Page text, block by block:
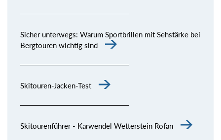
Sicher unterwegs: Warum Sportbrillen mit Sehstärke bei
Bergtouren wichtig sind
Skitouren-Jacken-Test
Skitourenführer - Karwendel Wetterstein Rofan